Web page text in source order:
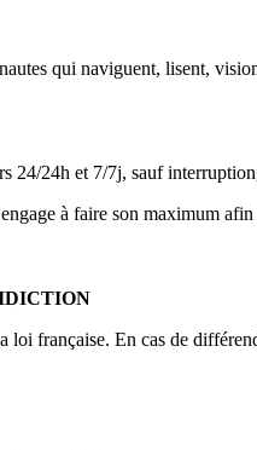
qui naviguent, lisent,
24/24h et 7/7j, sauf
à faire son maximum
loi française. En cas de